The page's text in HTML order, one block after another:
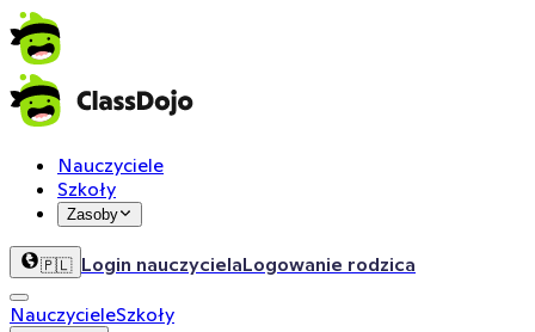
Nauczyciele
Szkoły
Zasoby
🇵🇱 Login nauczycielaLogowanie rodzica
NauczycieleSzkoły